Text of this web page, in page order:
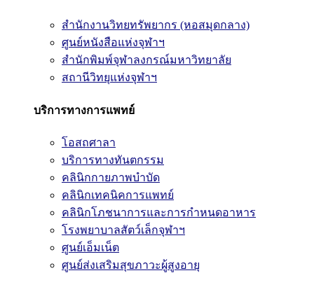
สำนักงานวิทยทรัพยากร (หอสมุดกลาง)
ศูนย์หนังสือแห่งจุฬาฯ
สำนักพิมพ์จุฬาลงกรณ์มหาวิทยาลัย
สถานีวิทยุแห่งจุฬาฯ
บริการทางการแพทย์
โอสถศาลา
บริการทางทันตกรรม
คลินิกกายภาพบำบัด
คลินิกเทคนิคการแพทย์
คลินิกโภชนาการและการกำหนดอาหาร
โรงพยาบาลสัตว์เล็กจุฬาฯ
ศูนย์เอ็มเน็ต
ศูนย์ส่งเสริมสุขภาวะผู้สูงอายุ